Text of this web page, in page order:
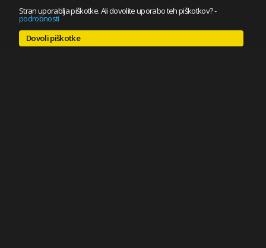
Stran uporablja piškotke. Ali dovolite uporabo teh piškotkov?-
podrobnosti
Dovoli piškotke